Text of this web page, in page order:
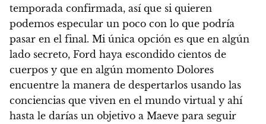
temporada confirmada, así que si quieren
podemos especular un poco con lo que podría
pasar en el final. Mi única opción es que en algún
lado secreto, Ford haya escondido cientos de
cuerpos y que en algún momento Dolores
encuentre la manera de despertarlos usando las
conciencias que viven en el mundo virtual y ahí
hasta le darías un objetivo a Maeve para seguir